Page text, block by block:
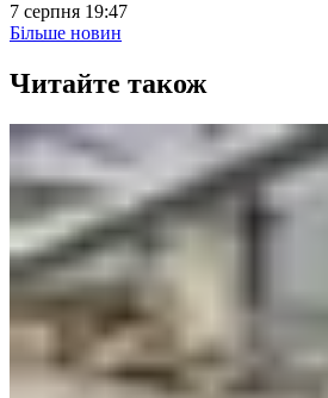
7 серпня 19:47
Більше новин
Читайте також